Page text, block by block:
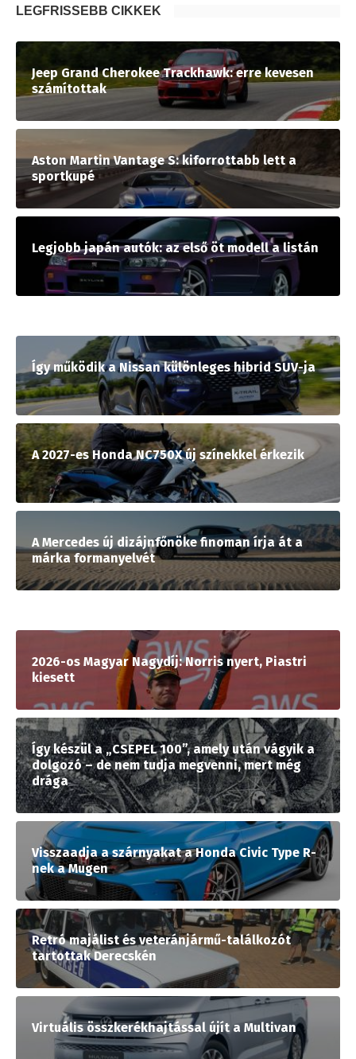
LEGFRISSEBB CIKKEK
Jeep Grand Cherokee Trackhawk: erre kevesen
számítottak
Aston Martin Vantage S: kiforrottabb lett a
sportkupé
Legjobb japán autók: az első öt modell a listán
Így működik a Nissan különleges hibrid SUV-ja
A 2027-es Honda NC750X új színekkel érkezik
A Mercedes új dizájnfőnöke finoman írja át a
márka formanyelvét
2026-os Magyar Nagydíj: Norris nyert, Piastri
kiesett
Így készül a „CSEPEL 100”, amely után vágyik a
dolgozó – de nem tudja megvenni, mert még
drága
Visszaadja a szárnyakat a Honda Civic Type R-
nek a Mugen
Retró majálist és veteránjármű-találkozót
tartottak Derecskén
Virtuális összkerékhajtással újít a Multivan